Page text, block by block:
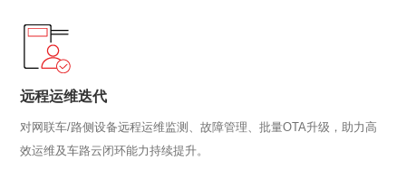
远程运维迭代
对网联车/路侧设备远程运维监测、故障管理、批量OTA升级，助力高
效运维及车路云闭环能力持续提升。